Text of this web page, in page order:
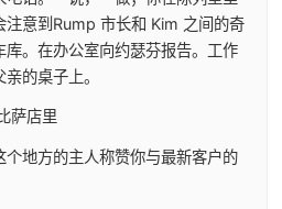
注意到Rump 市长和 Kim 之间的奇
。在办公室向约瑟芬报告。工作
的桌子上。
萨店里
地方的主人称赞你与最新客户的